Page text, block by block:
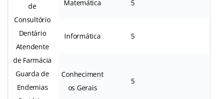
de
Consultório
Dentário
Atendente
de Farmácia
Guarda de
Endemias
Matemática 5
Informática 5
Conheciment
os Gerais
5